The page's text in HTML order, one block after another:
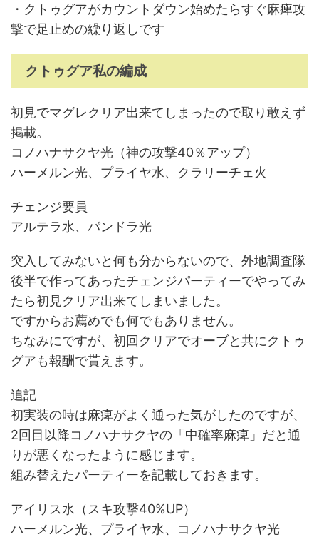
・クトゥグアがカウントダウン始めたらすぐ麻痺攻
撃で足止めの繰り返しです
クトゥグア私の編成
初見でマグレクリア出来てしまったので取り敢えず
掲載。
コノハナサクヤ光（神の攻撃40％アップ）
ハーメルン光、プライヤ水、クラリーチェ火
チェンジ要員
アルテラ水、パンドラ光
突入してみないと何も分からないので、外地調査隊
後半で作ってあったチェンジパーティーでやってみ
たら初見クリア出来てしまいました。
ですからお薦めでも何でもありません。
ちなみにですが、初回クリアでオーブと共にクトゥ
グアも報酬で貰えます。
追記
初実装の時は麻痺がよく通った気がしたのですが、
2回目以降コノハナサクヤの「中確率麻痺」だと通
りが悪くなったように感じます。
組み替えたパーティーを記載しておきます。
アイリス水（スキ攻撃40%UP）
ハーメルン光、プライヤ水、コノハナサクヤ光